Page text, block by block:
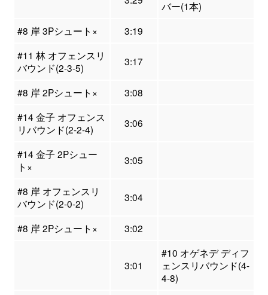
バー(1本)
#8 岸 3Pシュート×
3:19
#11 林 オフェンスリ
バウンド(2-3-5)
3:17
#8 岸 2Pシュート×
3:08
#14 金子 オフェンス
リバウンド(2-2-4)
3:06
#14 金子 2Pシュー
ト×
3:05
#8 岸 オフェンスリ
バウンド(2-0-2)
3:04
#8 岸 2Pシュート× 3:02
3:01
#10 オゲネデ ディフ
ェンスリバウンド(4-
4-8)